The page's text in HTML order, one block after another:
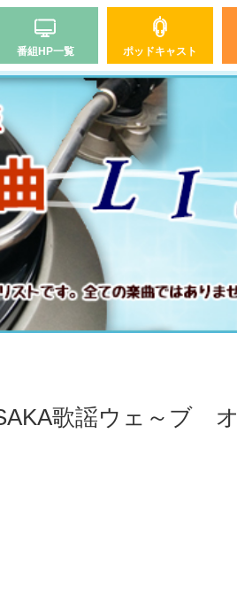
番組HP一覧 ポッドキャスト
歌謡ウェ～ブ オ